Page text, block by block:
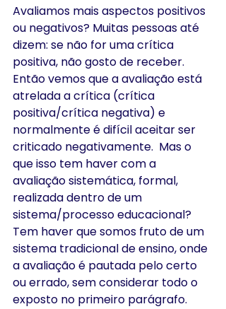
Avaliamos mais aspectos positivos
ou negativos? Muitas pessoas até
dizem: se não for uma crítica
positiva, não gosto de receber.
Então vemos que a avaliação está
atrelada a crítica (crítica
positiva/crítica negativa) e
normalmente é difícil aceitar ser
criticado negativamente.  Mas o
que isso tem haver com a
avaliação sistemática, formal,
realizada dentro de um
sistema/processo educacional?
Tem haver que somos fruto de um
sistema tradicional de ensino, onde
a avaliação é pautada pelo certo
ou errado, sem considerar todo o
exposto no primeiro parágrafo.